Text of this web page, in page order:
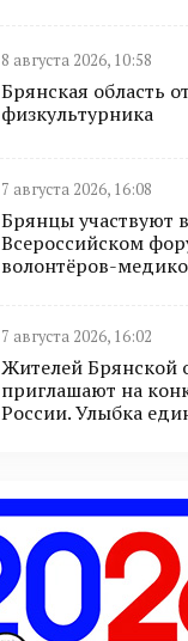
8 августа 2026, 10:58
Брянская область
физкультурника
7 августа 2026, 16:08
Брянцы участвуют
Всероссийском
волонтёров-
7 августа 2026, 16:02
Жителей Брянской
приглашают на
России. Улыбка